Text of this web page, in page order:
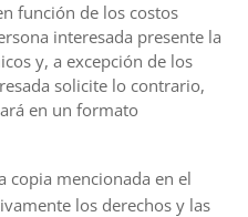
función de los costos
interesada presente la
y, a excepción de los
solicite lo contrario,
en un formato
copia mencionada en el
los derechos y las